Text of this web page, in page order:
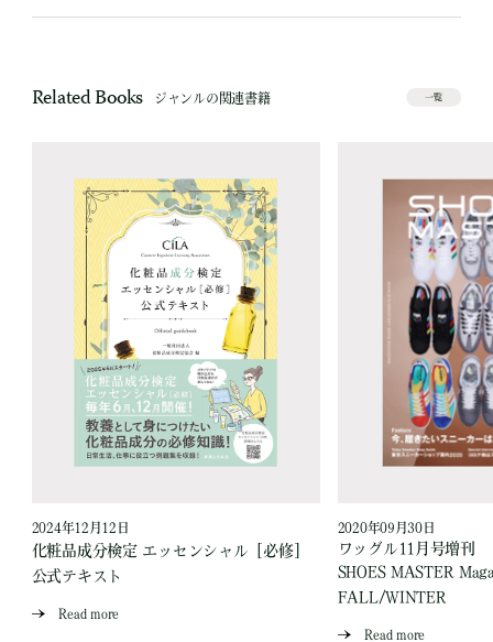
Related Books ジャンルの関連書籍 一覧
2024年12月12日
化粧品成分検定 エッセンシャル［必修］
公式テキスト
Read more
2020年09月30日
ワッグル11月号増刊
SHOES MASTER
FALL/WINTER
Read more